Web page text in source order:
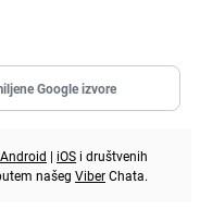
Google izvore
Android | iOS i društvenih
našeg ViberChata.